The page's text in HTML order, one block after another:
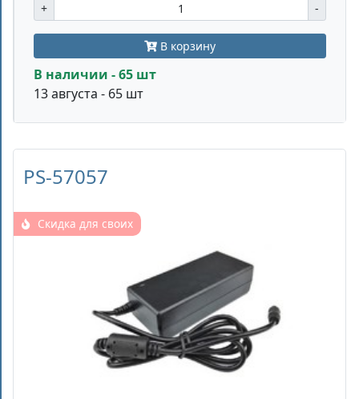
+ -
В корзину
В наличии - 65 шт
13 августа - 65 шт
PS-57057
Скидка для своих